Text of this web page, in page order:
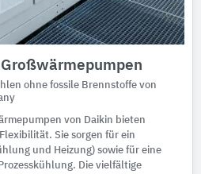
ohne fossile Brennstoffe von
von Daikin bieten
Sie sorgen für ein
und Heizung) sowie für eine
Die vielfältige